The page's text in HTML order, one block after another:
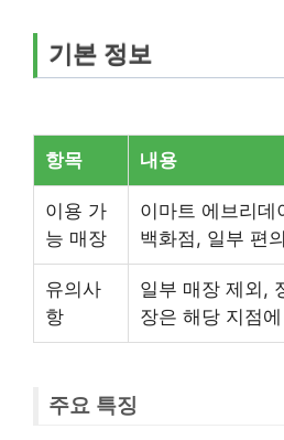
기본 정보
항목 내용
이용 가
능 매장
이마트 에브리데
백화점, 일부 편
유의사
항
일부 매장 제외,
장은 해당 지점에
주요 특징